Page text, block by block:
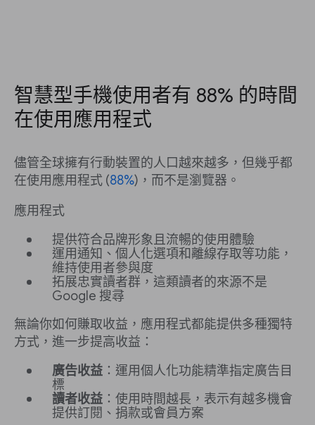
智慧型手機使用者有 88% 的時間
在使用應用程式
儘管全球擁有行動裝置的人口越來越多，但幾乎都
在使用應用程式 (88%)，而不是瀏覽器。
應用程式
提供符合品牌形象且流暢的使用體驗
運用通知、個人化選項和離線存取等功能，
維持使用者參與度
拓展忠實讀者群，這類讀者的來源不是
Google 搜尋
無論你如何賺取收益，應用程式都能提供多種獨特
方式，進一步提高收益：
廣告收益 ：運用個人化功能精準指定廣告目
標
讀者收益 ：使用時間越長，表示有越多機會
提供訂閱、捐款或會員方案